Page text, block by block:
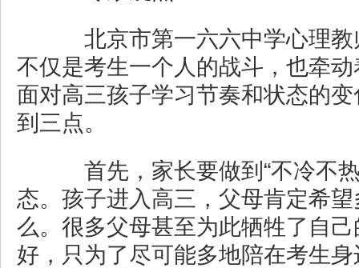
北京市第一六六中学心理教
不仅是考生一个人的战斗，也牵
面对高三孩子学习节奏和状态的
到三点。
首先，家长要做到“不冷不热
态。孩子进入高三，父母肯定希
么。很多父母甚至为此牺牲了自
好，只为了尽可能多地陪在考生